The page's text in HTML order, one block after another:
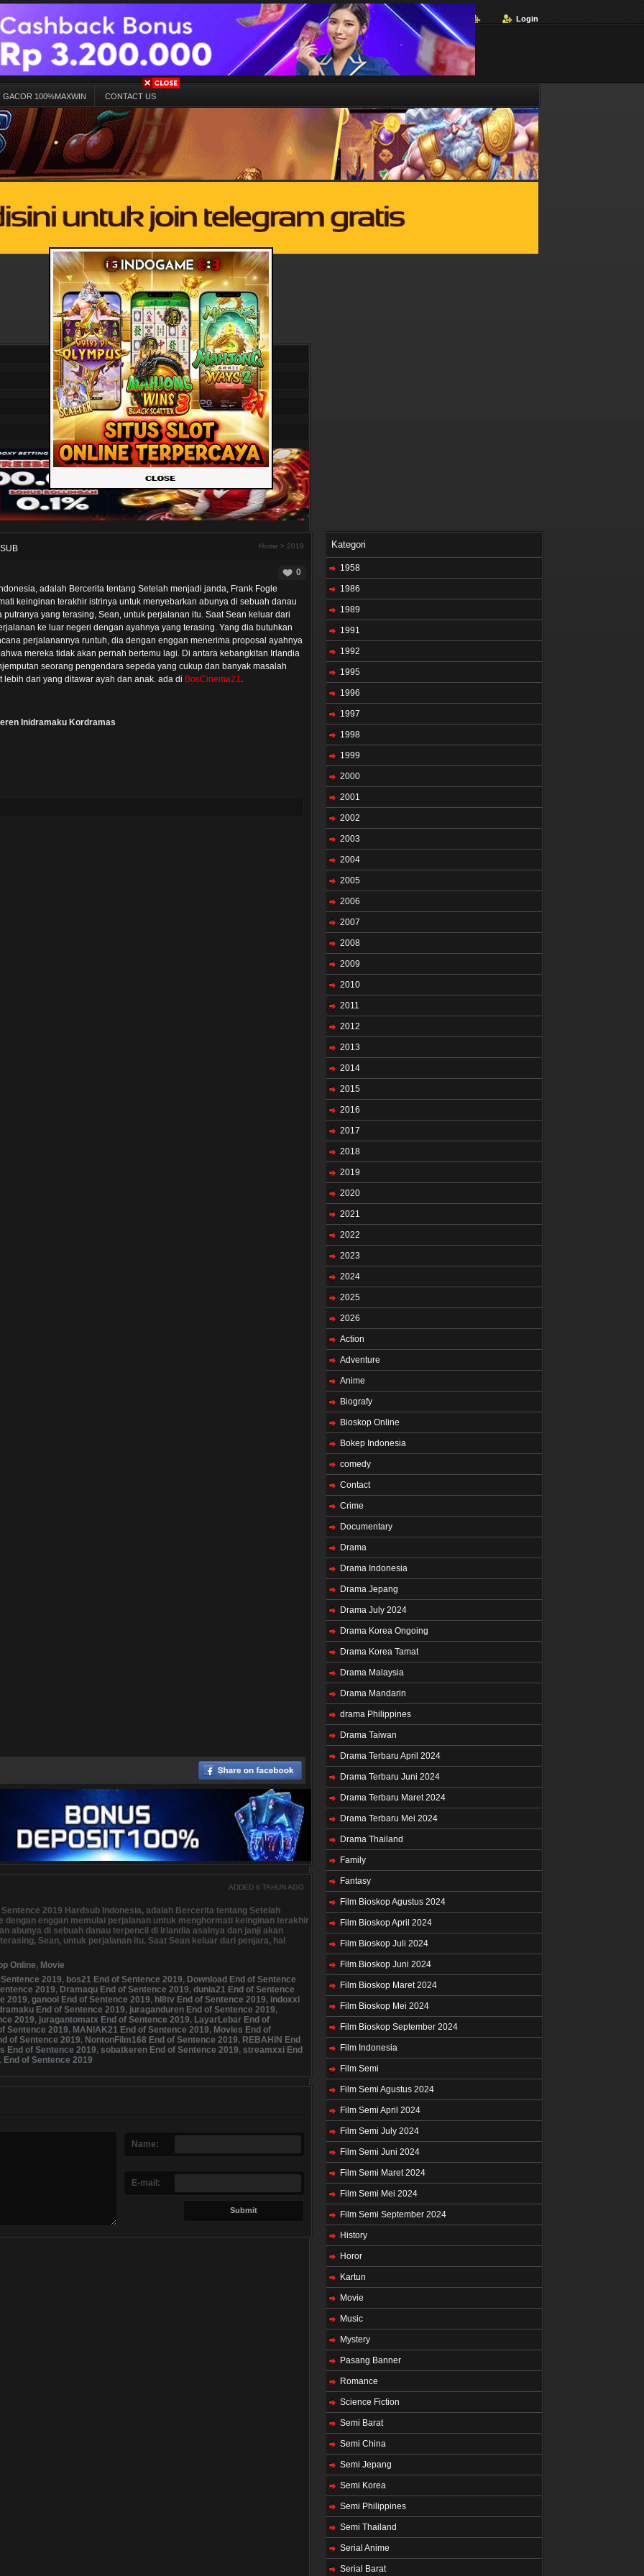
Login
GACOR 100%MAXWIN CONTACT US
Home > 2019
0
adalah Bercerita tentang Setelah menjadi janda, Frank Fogle
keinginan terakhir istrinya untuk menyebarkan abunya di sebuah danau
yang terasing, Sean, untuk perjalanan itu. Saat Sean keluar dari
ke luar negeri dengan ayahnya yang terasing. Yang dia butuhkan
perjalanannya runtuh, dia dengan enggan menerima proposal ayahnya
mereka tidak akan pernah bertemu lagi. Di antara kebangkitan Irlandia
seorang pengendara sepeda yang cukup dan banyak masalah
dari yang ditawar ayah dan anak. ada di BosCinema21.
Inidramaku Kordramas
ADDED 6 TAHUN AGO
Sentence 2019 Hardsub Indonesia, adalah Bercerita tentang Setelah
dengan enggan memulai perjalanan untuk menghormati keinginan terakhir
abunya di sebuah danau terpencil di Irlandia asalnya dan janji akan
Sean, untuk perjalanan itu. Saat Sean keluar dari penjara, hal
Online, Movie
2019, bos21 End of Sentence 2019, Download End of Sentence
2019, Dramaqu End of Sentence 2019, dunia21 End of Sentence
2019, ganool End of Sentence 2019, hl8tv End of Sentence 2019, indoxxi
End of Sentence 2019, juraganduren End of Sentence 2019,
2019, juragantomatx End of Sentence 2019, LayarLebar End of
Sentence 2019, MANIAK21 End of Sentence 2019, Movies End of
of Sentence 2019, NontonFilm168 End of Sentence 2019, REBAHIN End
End of Sentence 2019, sobatkeren End of Sentence 2019, streamxxi End
End of Sentence 2019
Name:
E-mail:
Kategori
1958
1986
1989
1991
1992
1995
1996
1997
1998
1999
2000
2001
2002
2003
2004
2005
2006
2007
2008
2009
2010
2011
2012
2013
2014
2015
2016
2017
2018
2019
2020
2021
2022
2023
2024
2025
2026
Action
Adventure
Anime
Biografy
Bioskop Online
Bokep Indonesia
comedy
Contact
Crime
Documentary
Drama
Drama Indonesia
Drama Jepang
Drama July 2024
Drama Korea Ongoing
Drama Korea Tamat
Drama Malaysia
Drama Mandarin
drama Philippines
Drama Taiwan
Drama Terbaru April 2024
Drama Terbaru Juni 2024
Drama Terbaru Maret 2024
Drama Terbaru Mei 2024
Drama Thailand
Family
Fantasy
Film Bioskop Agustus 2024
Film Bioskop April 2024
Film Bioskop Juli 2024
Film Bioskop Juni 2024
Film Bioskop Maret 2024
Film Bioskop Mei 2024
Film Bioskop September 2024
Film Indonesia
Film Semi
Film Semi Agustus 2024
Film Semi April 2024
Film Semi July 2024
Film Semi Juni 2024
Film Semi Maret 2024
Film Semi Mei 2024
Film Semi September 2024
History
Horor
Kartun
Movie
Music
Mystery
Pasang Banner
Romance
Science Fiction
Semi Barat
Semi China
Semi Jepang
Semi Korea
Semi Philippines
Semi Thailand
Serial Anime
Serial Barat